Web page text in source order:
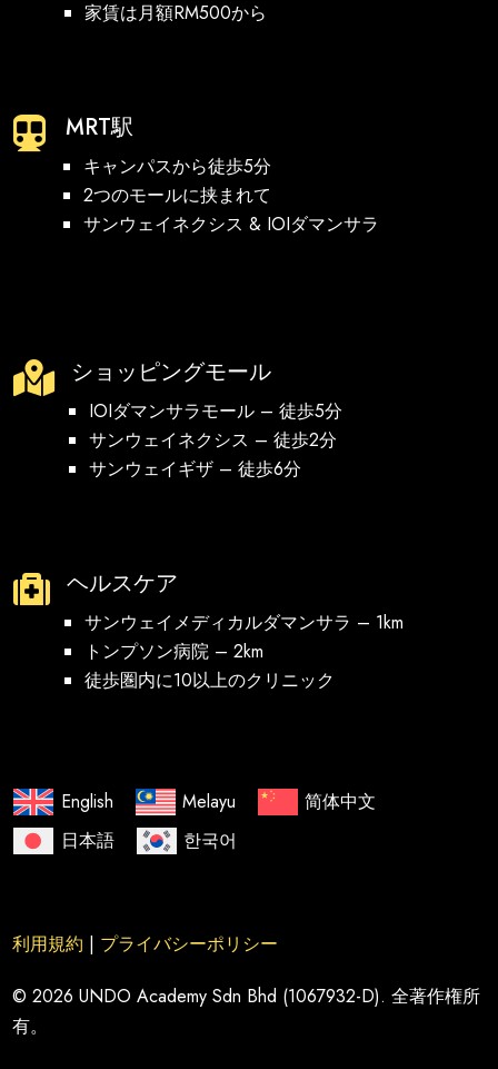
家賃は月額RM500から
 MRT駅
キャンパスから徒歩5分
2つのモールに挟まれて
サンウェイネクシス & IOIダマンサラ
 ショッピングモール
IOIダマンサラモール – 徒歩5分
サンウェイネクシス – 徒歩2分
サンウェイギザ – 徒歩6分
 ヘルスケア
サンウェイメディカルダマンサラ – 1km
トンプソン病院 – 2km
徒歩圏内に10以上のクリニック
English Melayu
简体中文
日本語
한국어
© 2026 UNDO Academy Sdn Bhd (1067932-D). 全著作権所
有。
利用規約 | プライバシーポリシー